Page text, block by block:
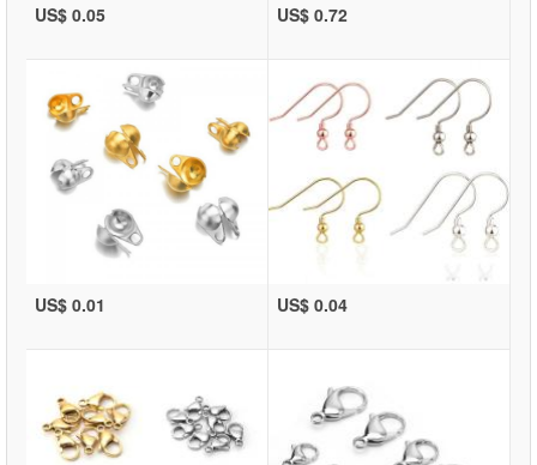
US$ 0.05 US$ 0.72
US$ 0.01 US$ 0.04